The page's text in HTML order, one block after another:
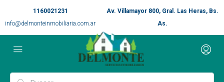
1160021231
info@delmonteinmobiliaria.com.ar
Av. Villamayor 800, Gral. Las Heras, Bs.
As.